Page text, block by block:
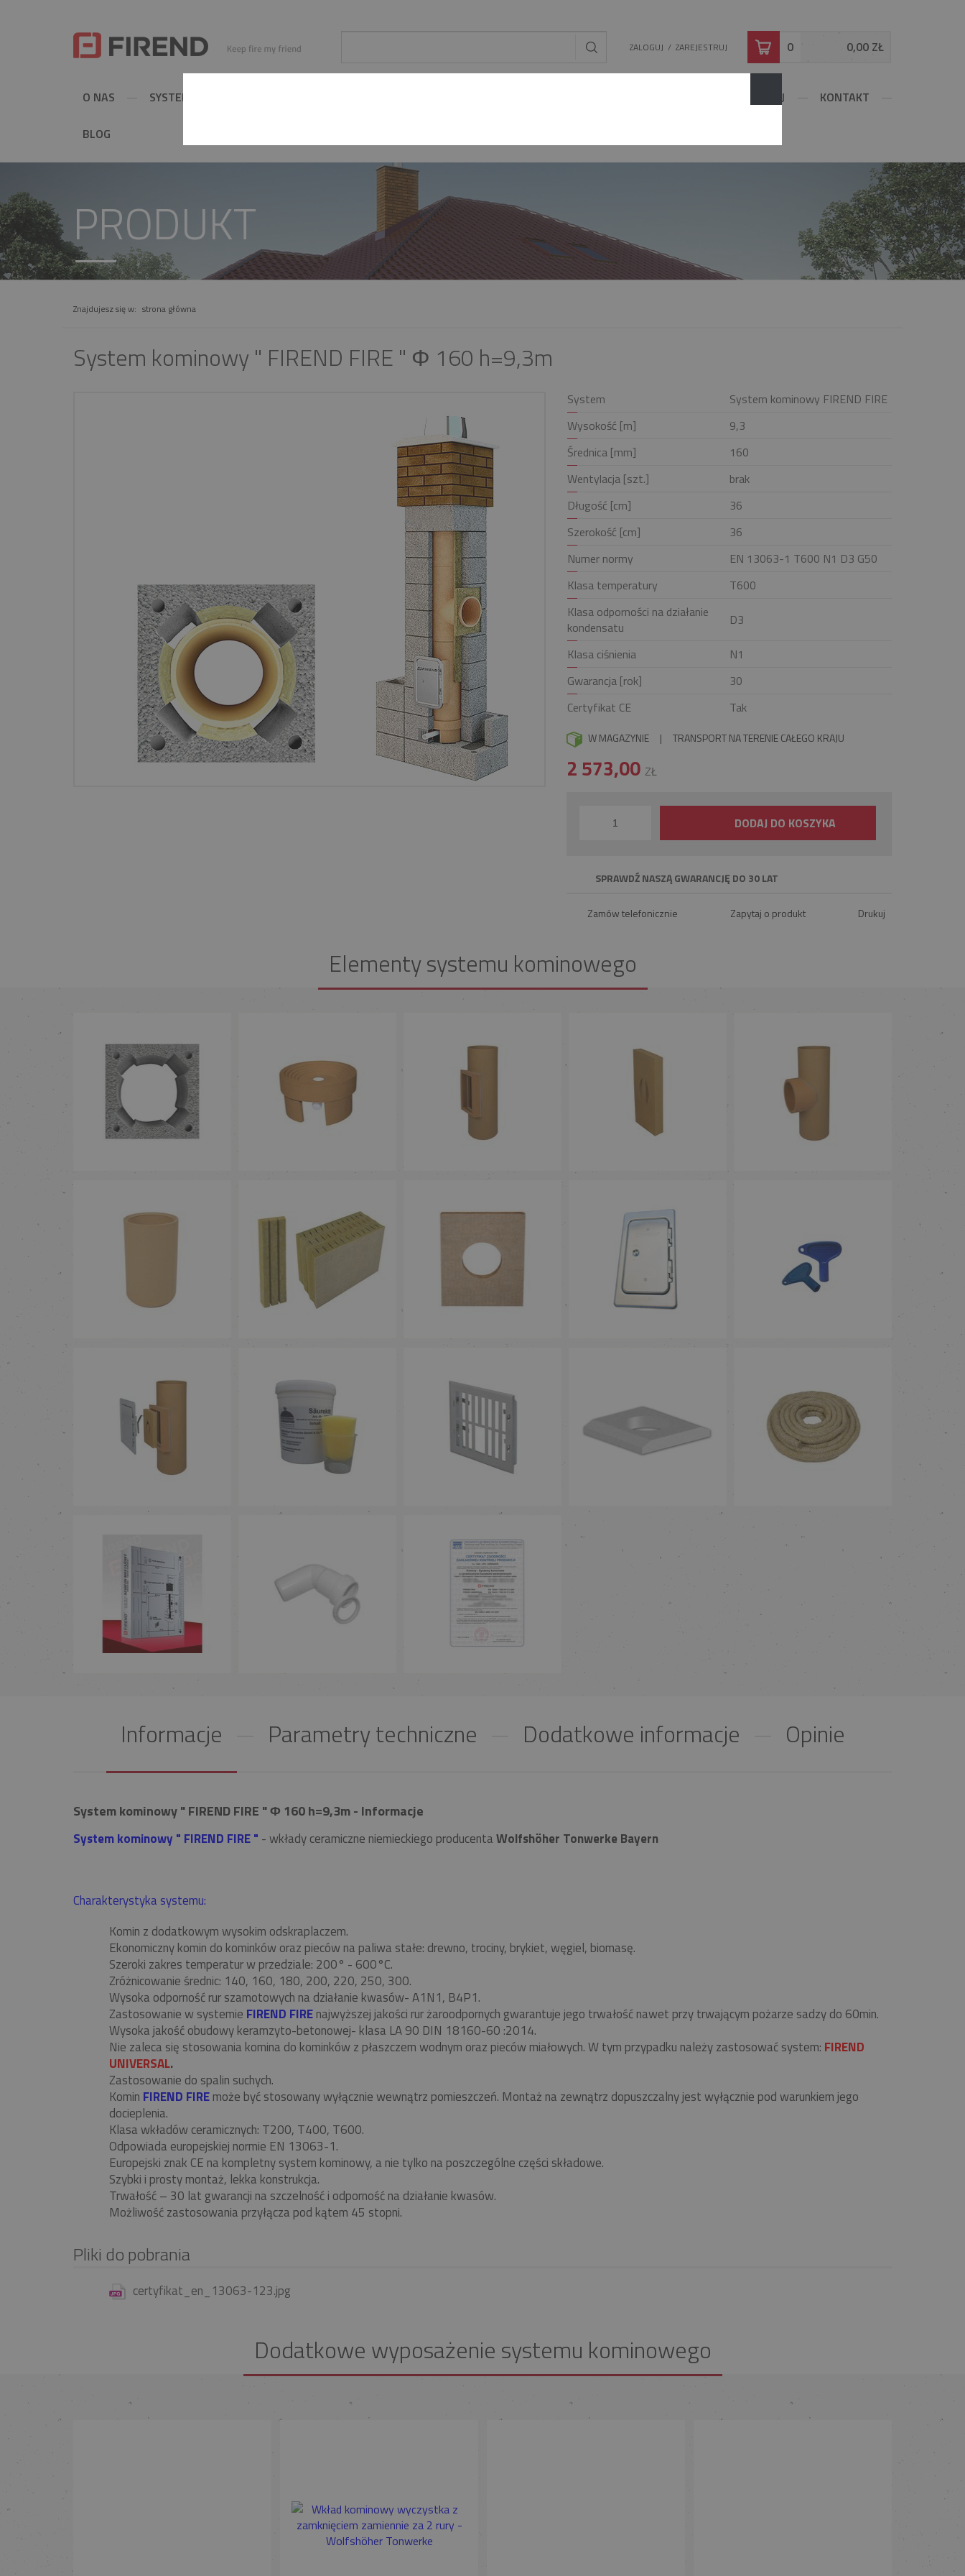
ZALOGUJ /ZAREJESTRUJ 0 0,00 ZŁ
O NAS SYSTEMY KOMINOWE KONFIGURUJ KONTAKT
BLOG
PRODUKT
Znajdujesz się w: strona główna
System kominowy " FIREND FIRE " Φ 160 h=9,3m
System
System kominowy FIREND FIRE
Wysokość [m]
9,3
Średnica [mm]
160
Wentylacja [szt.]
brak
Długość [cm]
36
Szerokość [cm]
36
Numer normy
EN 13063-1 T600 N1 D3 G50
Klasa temperatury
T600
Klasa odporności na działanie
kondensatu
D3
Klasa ciśnienia
N1
Gwarancja [rok]
30
Certyfikat CE
Tak
W MAGAZYNIE | TRANSPORT NA TERENIE CAŁEGO KRAJU
2 573,00 ZŁ
DODAJ DO KOSZYKA
SPRAWDŹ NASZĄ GWARANCJĘ DO 30 LAT
Zamów telefonicznie Zapytaj o produkt Drukuj
Elementy systemu kominowego
Informacje Parametry techniczne Dodatkowe informacje Opinie
System kominowy " FIREND FIRE " Φ 160 h=9,3m - Informacje
System kominowy " FIREND FIRE " - wkłady ceramiczne niemieckiego producentaWolfshöher Tonwerke Bayern
Charakterystyka systemu:
Komin z dodatkowym wysokim odskraplaczem.
Ekonomiczny komin do kominków oraz pieców na paliwa stałe: drewno, trociny, brykiet, węgiel, biomasę.
Szeroki zakres temperatur w przedziale: 200° - 600°C.
Zróżnicowanie średnic: 140, 160, 180, 200, 220, 250, 300.
Wysoka odporność rur szamotowych na działanie kwasów- A1N1, B4P1.
Zastosowanie w systemie FIREND FIREnajwyższej jakości rur żaroodpornych gwarantuje jego trwałość nawet przy trwającym pożarze sadzy do 60min.
Wysoka jakość obudowy keramzyto-betonowej- klasa LA 90 DIN 18160-60 :2014.
Nie zaleca się stosowania komina do kominków z płaszczem wodnym oraz pieców miałowych. W tym przypadku należy zastosować system: FIREND
UNIVERSAL.
Zastosowanie do spalin suchych.
Komin FIREND FIREmoże być stosowany wyłącznie wewnątrz pomieszczeń. Montaż na zewnątrz dopuszczalny jest wyłącznie pod warunkiem jego
docieplenia.
Klasa wkładów ceramicznych: T200, T400, T600.
Odpowiada europejskiej normie EN 13063-1.
Europejski znak CE na kompletny system kominowy, a nie tylko na poszczególne części składowe.
Szybki i prosty montaż, lekka konstrukcja.
Trwałość – 30 lat gwarancji na szczelność i odporność na działanie kwasów.
Możliwość zastosowania przyłącza pod kątem 45 stopni.
Pliki do pobrania
certyfikat_en_13063-123.jpg
Dodatkowe wyposażenie systemu kominowego